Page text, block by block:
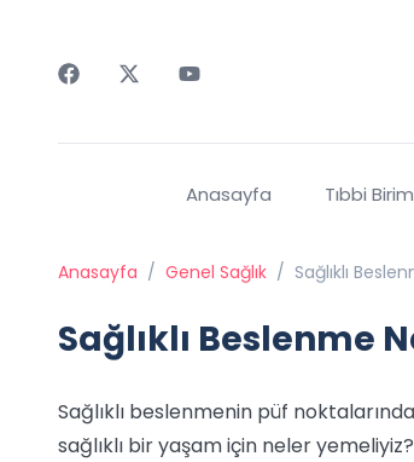
Anasayfa Tıbbi
Anasayfa / Genel Sağlık / Sağlıklı
Sağlıklı Beslenme
Sağlıklı beslenmenin püf
sağlıklı bir yaşam için neler yemeliyiz?